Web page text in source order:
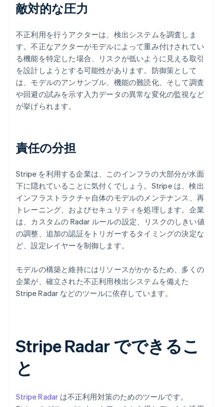
敵対的な圧力
不正利用を行うアクターは、検出システムを調査しま
す。不正なアクターがモデルによって重み付けされてい
る機能を特定した場合、リスクが低いように見える取引
を設計しようとする可能性があります。防御策として
は、モデルのアンサンブル、機能の難読化、そして調査
や回避の試みを示す入力データの異常な変化の監視など
が挙げられます。
責任の分担
Stripe を利用する企業は、このインフラの大部分が水面
下に隠れていることに気付くでしょう。Stripe は、検出
インフラストラクチャ自体のモデルのメンテナンス、再
トレーニング、およびセキュリティを処理します。企業
は、カスタムの Radar ルールの設定、リスクのしきい値
の調整、追加の認証をトリガーするタイミングの決定な
ど、設定レイヤーを制御します。
モデルの構築と維持にはリソースがかかるため、多くの
企業が、確立された不正利用検出システムを備えた
Stripe Radar などのツールに依存しています。
Stripe Radar でできるこ
と
Stripe Radar は不正利用対策のためのツールです。